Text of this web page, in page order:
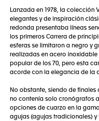
Lanzada en 1978, la colección
elegantes y de inspiración
redonda presentaba líneas
los primeros Carrera de
esferas se limitaron a negro y
realizadas en acero
popular de los 70, pero esta
acorde con la elegancia de la
No obstante, siendo de finales
no contenía solo cronógrafos
opciones de cuarzo en la
agujas (agujas tradicionales) y